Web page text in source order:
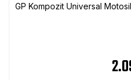
GP Kompozit Universal